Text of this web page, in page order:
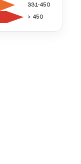
331-450
> 450